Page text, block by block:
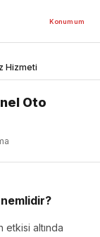
Konumum
Hizmeti
Oto
etkisi altında